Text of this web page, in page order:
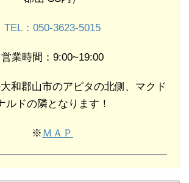
TEL：050-3623-5015
営業時間：9:00~19:00
和郡山市のアピタの北側、マクド
ルドの隣となります！
※ ＭＡＰ